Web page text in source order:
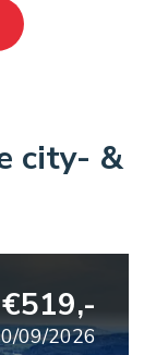
city- &
€519,-
09/2026